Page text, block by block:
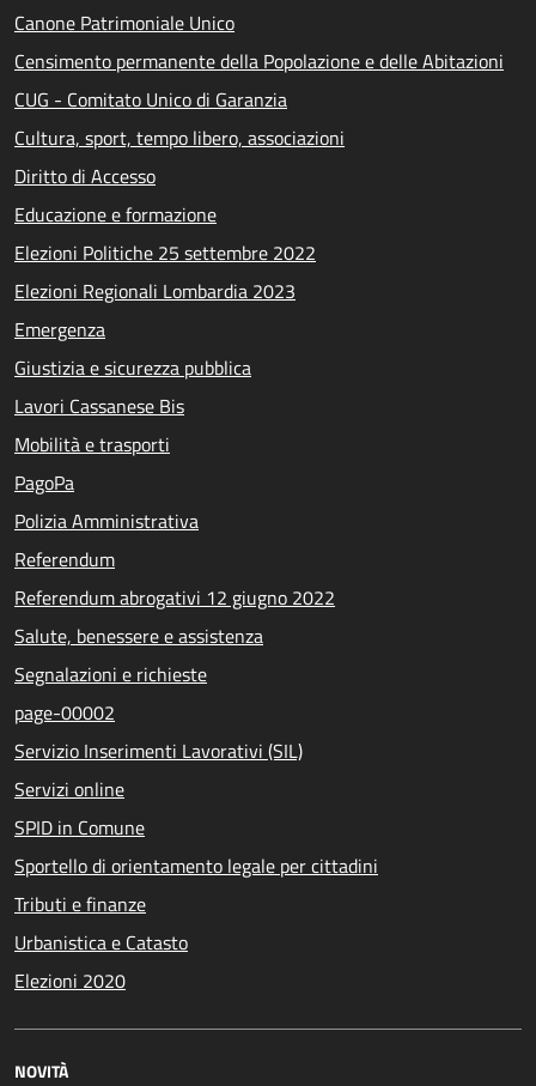
Canone Patrimoniale Unico
Censimento permanente della Popolazione e delle Abitazioni
CUG - Comitato Unico di Garanzia
Cultura, sport, tempo libero, associazioni
Diritto di Accesso
Educazione e formazione
Elezioni Politiche 25 settembre 2022
Elezioni Regionali Lombardia 2023
Emergenza
Giustizia e sicurezza pubblica
Lavori Cassanese Bis
Mobilità e trasporti
PagoPa
Polizia Amministrativa
Referendum
Referendum abrogativi 12 giugno 2022
Salute, benessere e assistenza
Segnalazioni e richieste
page-00002
Servizio Inserimenti Lavorativi (SIL)
Servizi online
SPID in Comune
Sportello di orientamento legale per cittadini
Tributi e finanze
Urbanistica e Catasto
Elezioni 2020
NOVITÀ